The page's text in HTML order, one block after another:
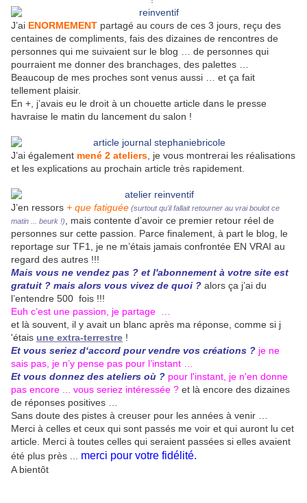
J’ai ENORMEMENT partagé au cours de ces 3 jours, reçu des
centaines de compliments, fais des dizaines de rencontres de
personnes qui me suivaient sur le blog … de personnes qui
pourraient me donner des branchages, des palettes …
Beaucoup de mes proches sont venus aussi … et ça fait
tellement plaisir.
En +, j’avais eu le droit à un chouette article dans le presse
havraise le matin du lancement du salon !
J’ai également mené 2 ateliers , je vous montrerai les réalisations
et les explications au prochain article très rapidement.
J’en ressors + que fatiguée (surtout qu'il fallait retourner au vrai boulot ce
matin ... beurk !)
, mais contente d’avoir ce premier retour réel de
personnes sur cette passion. Parce finalement, à part le blog, le
reportage sur TF1, je ne m’étais jamais confrontée EN VRAI au
regard des autres !!!
Mais vous ne vendez pas ? et l'abonnement à votre site est
gratuit ? mais alors vous vivez de quoi ? alors ça j’ai du
l’entendre 500 fois !!!
Euh c’est une passion, je partage …
et là souvent, il y avait un blanc après ma réponse, comme si j
'étais une extra-terrestre !
Et vous seriez d‘accord pour vendre vos créations ? je ne
sais pas, je n’y pense pas pour l’instant …
Et vous donnez des ateliers où ? pour l'instant, je n'en donne
pas encore ... vous seriez intéressée ? et là encore des dizaines
de réponses positives …
Sans doute des pistes à creuser pour les années à venir …
Merci à celles et ceux qui sont passés me voir et qui auront lu cet
article. Merci à toutes celles qui seraient passées si elles avaient
été plus près ... merci pour votre fidélité.
A bientôt